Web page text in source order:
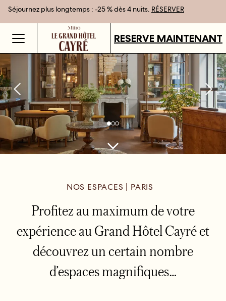
Séjournez plus longtemps : -25 % dès 4 nuits. RÉSERVER
Cartes cadeaux disponibles dans tous nos établissements.
Meilleur tarif garanti en réservant en direct
RESERVE MAINTENANT
NOS ESPACES | PARIS
Profitez au maximum de votre
expérience au Grand Hôtel Cayré et
découvrez un certain nombre
d’espaces magnifiques…